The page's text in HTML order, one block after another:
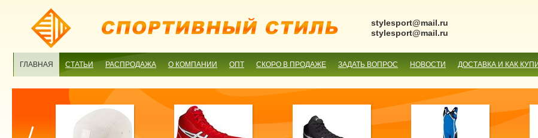
stylesport@mail.ru
stylesport@mail.ru
ГЛАВНАЯ СТАТЬИ РАСПРОДАЖА О КОМПАНИИ ОПТ СКОРО В ПРОДАЖЕ ЗАДАТЬ ВОПРОС НОВОСТИ ДОСТАВКА И КАК